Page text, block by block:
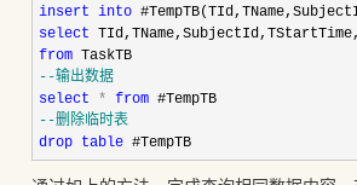
insert into
select
from TaskTB
--输出数据
select
* from #TempTB
--删除临时表
drop table #TempTB